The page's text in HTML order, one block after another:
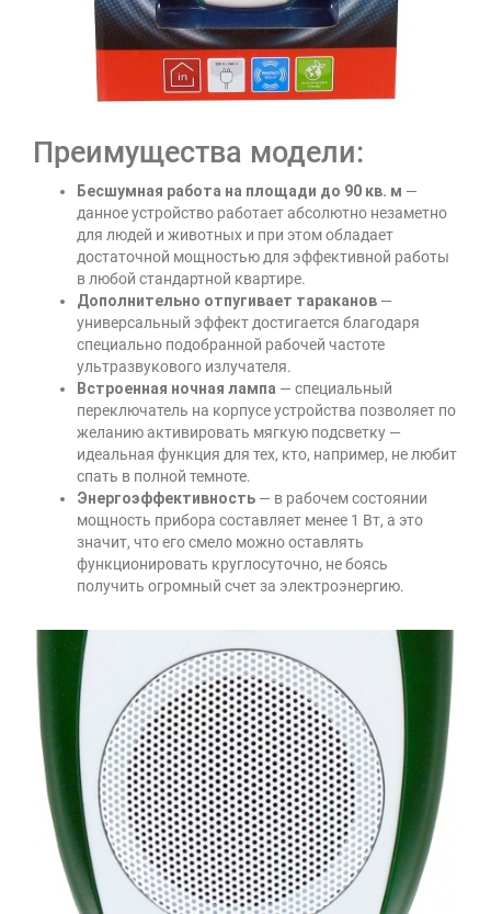
Преимущества модели:
Бесшумная работа на площади до 90 кв. м —
данное устройство работает абсолютно незаметно
для людей и животных и при этом обладает
достаточной мощностью для эффективной работы
в любой стандартной квартире.
Дополнительно отпугивает тараканов —
универсальный эффект достигается благодаря
специально подобранной рабочей частоте
ультразвукового излучателя.
Встроенная ночная лампа — специальный
переключатель на корпусе устройства позволяет по
желанию активировать мягкую подсветку —
идеальная функция для тех, кто, например, не любит
спать в полной темноте.
Энергоэффективность — в рабочем состоянии
мощность прибора составляет менее 1 Вт, а это
значит, что его смело можно оставлять
функционировать круглосуточно, не боясь
получить огромный счет за электроэнергию.